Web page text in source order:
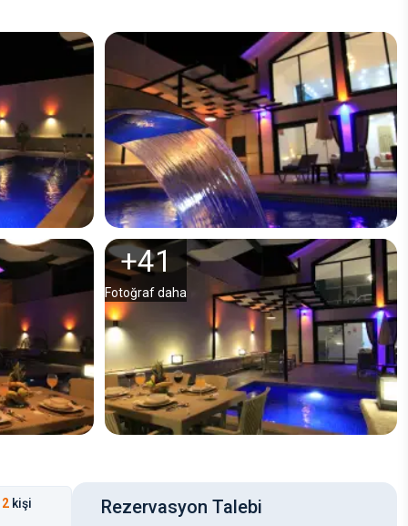
+41
Fotoğraf daha
2 kişi Rezervasyon Talebi